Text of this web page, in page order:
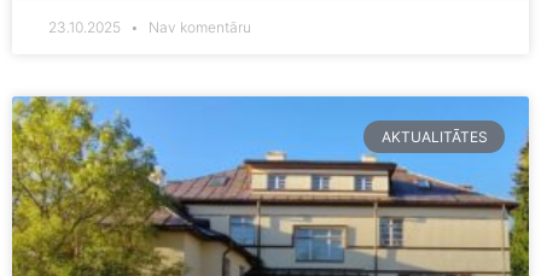
23.10.2025 Nav komentāru
AKTUALITĀTES